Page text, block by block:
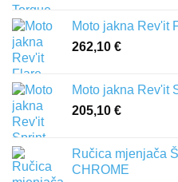
Moto jakna Rev'it
262,10 €
Moto jakna Rev'it
205,10 €
Ručica mjenjača
CHROME